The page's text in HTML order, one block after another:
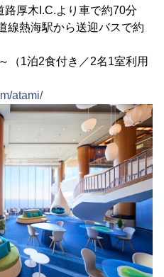
路厚木I.C.より車で約70分
駅から送迎バスで約
1泊2食付き／2名1室利用
atami/